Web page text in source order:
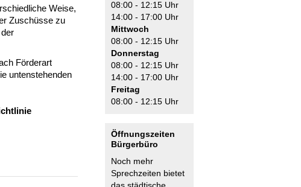
Weise,
Zuschüsse zu
Förderart
untenstehenden
08:00 - 12:15 Uhr
14:00 - 17:00 Uhr
Mittwoch
08:00 - 12:15 Uhr
Donnerstag
08:00 - 12:15 Uhr
14:00 - 17:00 Uhr
Freitag
08:00 - 12:15 Uhr
Öffnungszeiten
Bürgerbüro
Noch mehr
Sprechzeiten bietet